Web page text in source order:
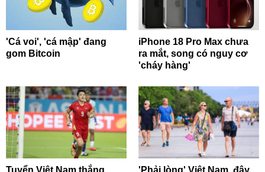
'Cá voi', 'cá mập' đang
gom Bitcoin
iPhone 18 Pro Max chưa
ra mắt, song có nguy cơ
'cháy hàng'
Tuyển Việt Nam thắng
'Phải lòng' Việt Nam, đây